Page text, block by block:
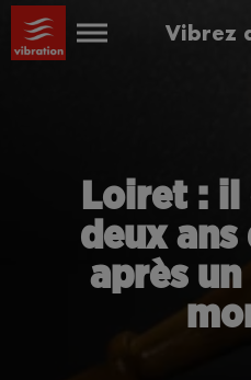
Vibrez
Loiret : il
deux ans
après